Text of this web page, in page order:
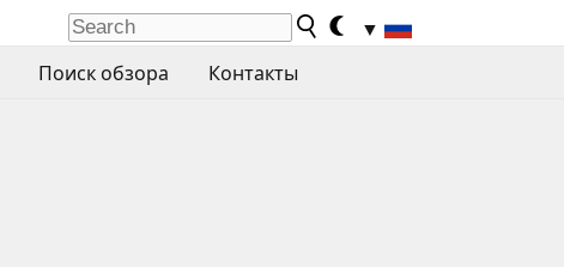
▼
Поиск обзора Контакты